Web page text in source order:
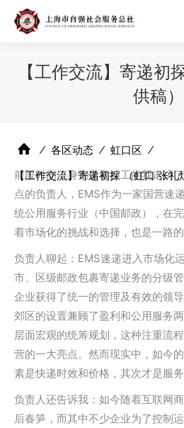
【工作交流】寄递初
供稿）
⁄ 各区动态 ⁄ 虹口区 ⁄
【工作交流】寄递初探 （虹口 张礼
前段时间，身为禁毒社工的我走访
点的负责人，EMS作为一家国营速
统公用服务行业（中国邮政），在
着市场化的挑战和选择，也是一路的
负责人聊起：EMS速递进入市场化
市、区级邮政包裹寄递业务的分级
企业获得了统一的管理及有效的领
郊区的设置兼顾了盈利和公用服务
层面宏观的统筹规划，这种注重流
营的一大亮点。然而现实中，如今
素是快递时效和价格，其次才是服务
负责人还告诉我：如今随着互联网
后春笋，而其中不少企业为了控制